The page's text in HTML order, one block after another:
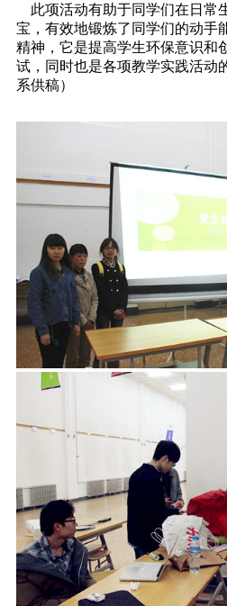
此项活动有助于同学们在日常
宝，有效地锻炼了同学们的动手
精神，它是提高学生环保意识和
试，同时也是各项教学实践活动
系供稿）